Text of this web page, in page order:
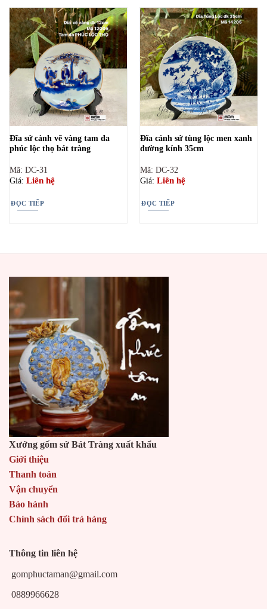
Đĩa sứ cảnh vẽ vàng tam đa
phúc lộc thọ bát tràng
Mã: DC-31
Giá: Liên hệ
ĐỌC TIẾP
Đĩa cảnh sứ tùng lộc men xanh
đường kính 35cm
Mã: DC-32
Giá: Liên hệ
ĐỌC TIẾP
Xưởng gốm sứ Bát Tràng xuất khẩu
Giới thiệu
Thanh toán
Vận chuyển
Bảo hành
Chính sách đổi trả hàng
Thông tin liên hệ
gomphuctaman@gmail.com
0889966628